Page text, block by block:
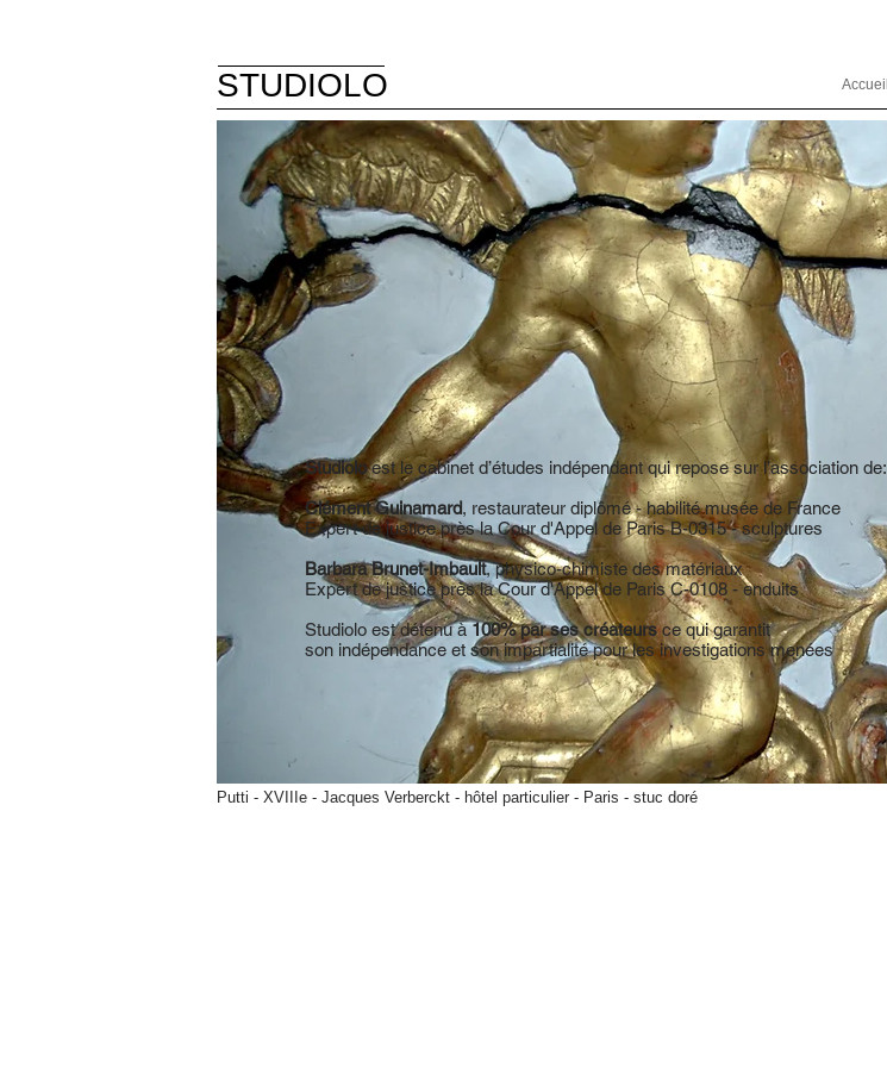
STUDIOLO Accueil
Studioloest le cabinet d’études indépendant qui repose sur l’association de:
Clément Guinamard, restaurateur diplômé - habilité musée de France
Expert de justice près la Cour d'Appel de Paris B-0315 - sculptures
Barbara Brunet-Imbault, physico-chimiste des matériaux
Expert de justice près la Cour d'Appel de Paris C-0108 - enduits
Studiolo est détenu à100% par ses créateursce qui garantit
son indépendance et son impartialité pour les investigations menées
Putti - XVIIIe - Jacques Verberckt - hôtel particulier - Paris - stuc doré